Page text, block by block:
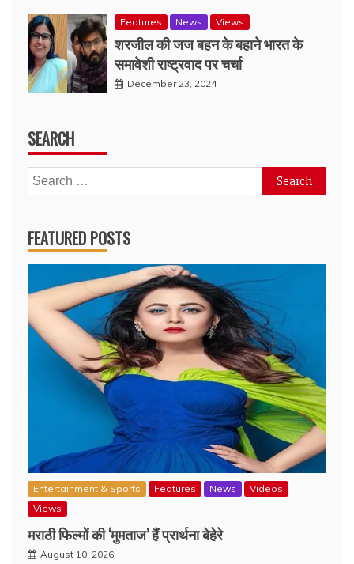
Features News Views
शरजील की जज बहन के बहाने भारत के
समावेशी राष्ट्रवाद पर चर्चा
December 23, 2024
SEARCH
Search
for:
FEATURED POSTS
Entertainment & Sports Features News
Videos
Views
मराठी फिल्‍मों की ‘मुमताज’ हैं प्रार्थना बेहेरे
August 10, 2026